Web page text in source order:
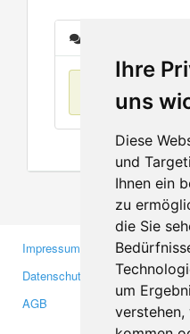
Ihre
uns
Diese
und
Ihnen ein
zu
die Sie
um
verstehen,
Keine Einträge
Impressum
Datenschutzerklärung
AGB